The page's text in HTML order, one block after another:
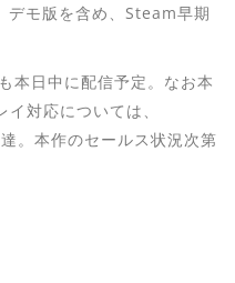
デモ版を含め、Steam早期
本日中に配信予定。なお本
対応については、
。本作のセールス状況次第